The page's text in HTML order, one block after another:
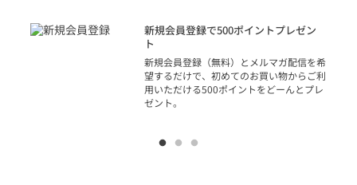
新規会員登録で500ポイントプレゼン
ト
新規会員登録（無料）とメルマガ配信を希
望するだけで、初めてのお買い物からご利
用いただける500ポイントをどーんとプレ
ゼント。